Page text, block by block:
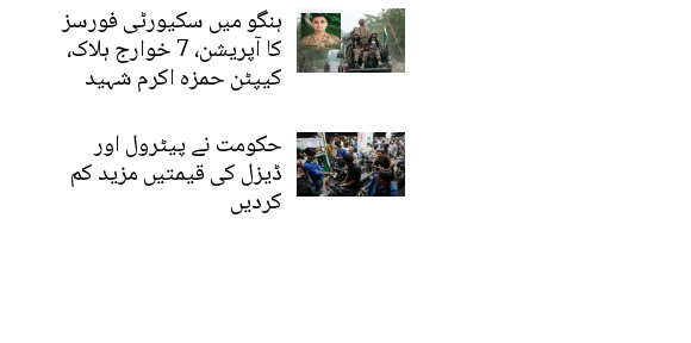
ہنگو میں سکیورٹی فورسز
کا آپریشن، 7 خوارج ہلاک،
کیپٹن حمزہ اکرم شہید
حکومت نے پیٹرول اور
ڈیزل کی قیمتیں مزید کم
کردیں